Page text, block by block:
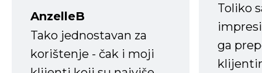
AnzelleB
Tako jednostavan za
korištenje - čak i moji
Toliko
ga